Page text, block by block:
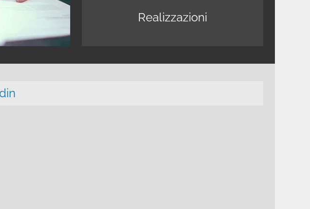
Realizzazioni